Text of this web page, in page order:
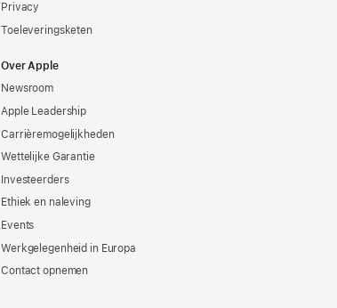
Privacy
Toeleveringsketen
Over Apple
Newsroom
Apple Leadership
Carrièremogelijkheden
Wettelijke Garantie
Investeerders
Ethiek en naleving
Events
Werkgelegenheid in Europa
Contact opnemen